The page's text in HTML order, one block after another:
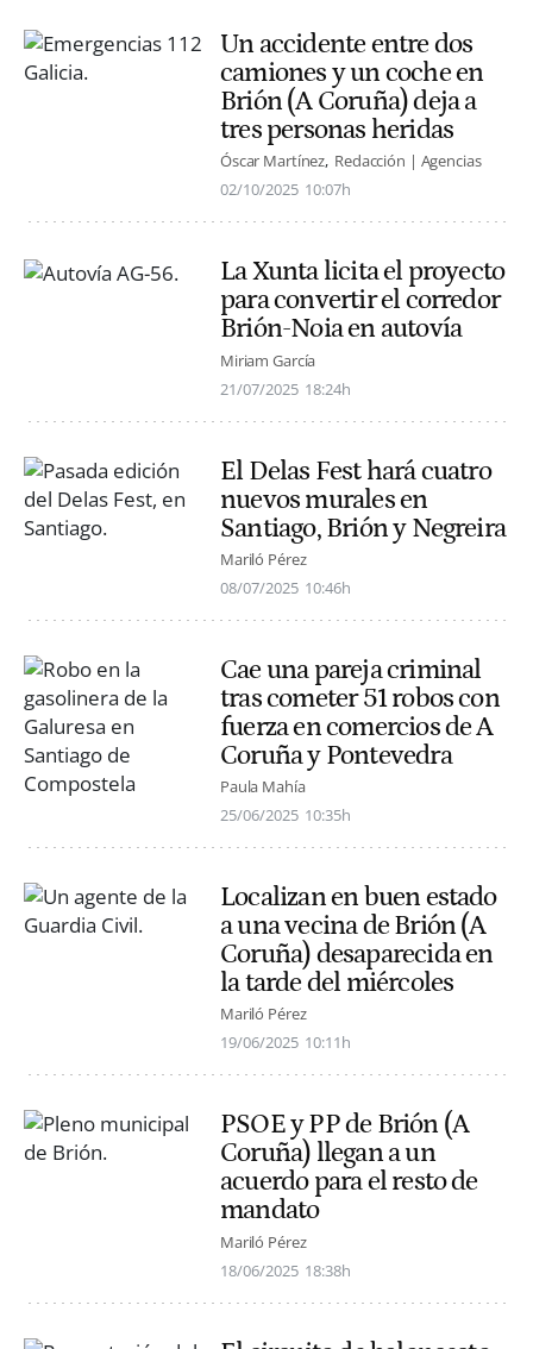
Un accidente entre dos
camiones y un coche en
Brión (A Coruña) deja a
tres personas heridas
Óscar Martínez Redacción | Agencias
02/10/2025 10:07h
La Xunta licita el proyecto
para convertir el corredor
Brión-Noia en autovía
Miriam García
21/07/2025 18:24h
El Delas Fest hará cuatro
nuevos murales en
Santiago, Brión y Negreira
Mariló Pérez
08/07/2025 10:46h
Cae una pareja criminal
tras cometer 51 robos con
fuerza en comercios de A
Coruña y Pontevedra
Paula Mahía
25/06/2025 10:35h
Localizan en buen estado
a una vecina de Brión (A
Coruña) desaparecida en
la tarde del miércoles
Mariló Pérez
19/06/2025 10:11h
PSOE y PP de Brión (A
Coruña) llegan a un
acuerdo para el resto de
mandato
Mariló Pérez
18/06/2025 18:38h